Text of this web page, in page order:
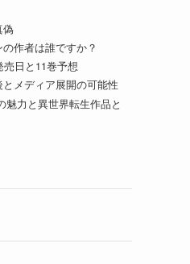
偽
作者は誰ですか？
日と11巻予想
メディア展開の可能性
魅力と異世界転生作品と